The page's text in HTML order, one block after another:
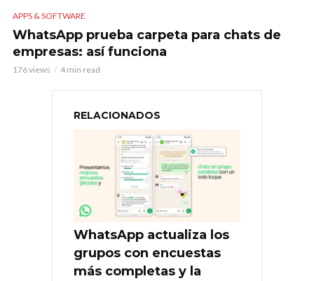
APPS & SOFTWARE
WhatsApp prueba carpeta para chats de
empresas: así funciona
176 views 4 min read
RELACIONADOS
WhatsApp actualiza los
grupos con encuestas
más completas y la